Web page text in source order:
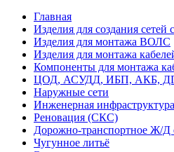
Главная
Изделия для создания сетей
Изделия для монтажа ВОЛС
Изделия для монтажа
Компоненты для монтажа
ЦОД, АСУДД, ИБП, АКБ,
Наружные сети
Инженерная инфраструктура
Реновация (СКС)
Дорожно-транспортное Ж/Д
Чугунное литьё